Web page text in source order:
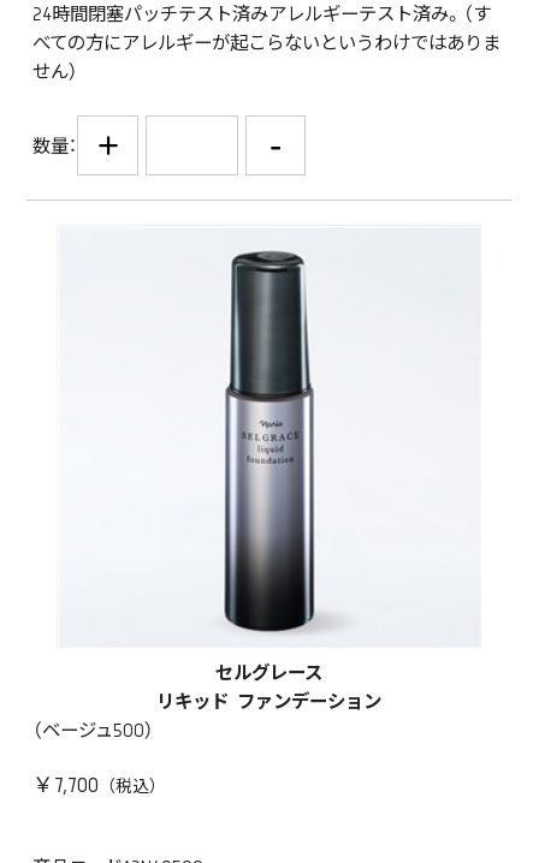
24時間閉塞パッチテスト済みアレルギーテスト済み。（す
べての方にアレルギーが起こらないというわけではありま
せん）
数量： + -
セルグレース
リキッド ファンデーション
（ベージュ500）
￥7,700